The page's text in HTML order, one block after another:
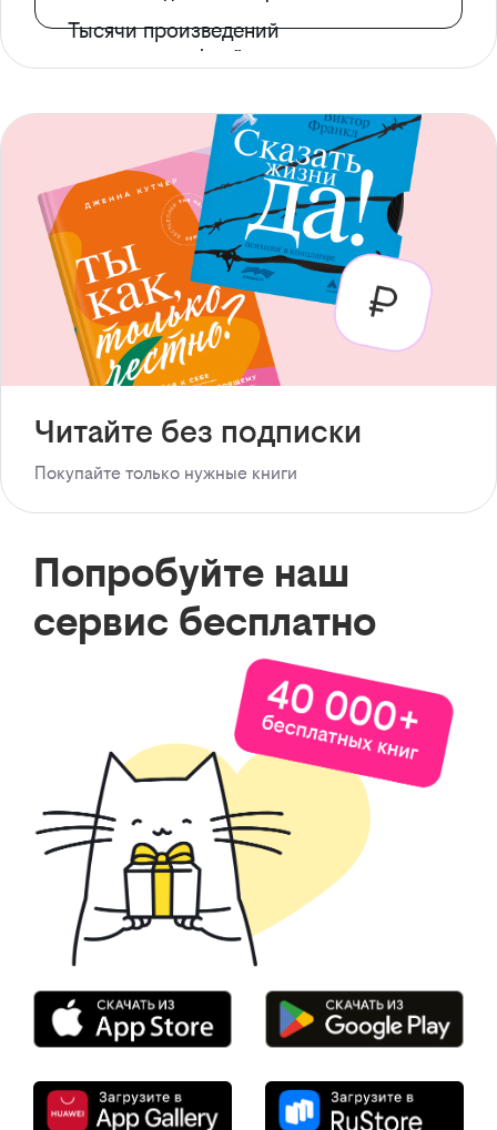
Тысячи произведений
с доступом офлайн
Читайте без подписки
Покупайте только нужные книги
Попробуйте наш
сервис бесплатно